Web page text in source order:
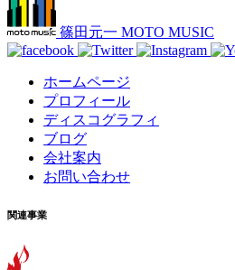
篠田元一 MOTO MUSIC
ホームページ
プロフィール
ディスコグラフィ
ブログ
会社案内
お問い合わせ
関連事業